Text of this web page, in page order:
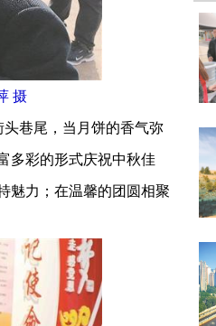
摄
巷尾，当月饼的香气弥
多彩的形式庆祝中秋佳
魅力；在温馨的团圆相聚